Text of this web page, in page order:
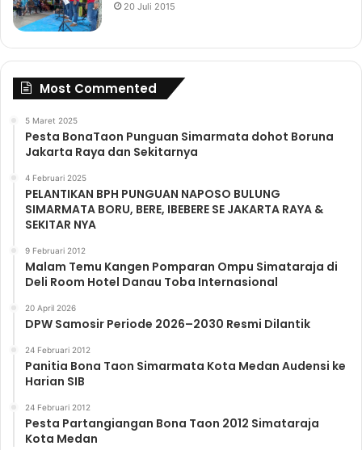
20 Juli 2015
Most Commented
5 Maret 2025
Pesta BonaTaon Punguan Simarmata dohot Boruna
Jakarta Raya dan Sekitarnya
4 Februari 2025
PELANTIKAN BPH PUNGUAN NAPOSO BULUNG
SIMARMATA BORU, BERE, IBEBERE SE JAKARTA RAYA &
SEKITAR NYA
9 Februari 2012
Malam Temu Kangen Pomparan Ompu Simataraja di
Deli Room Hotel Danau Toba Internasional
20 April 2026
DPW Samosir Periode 2026–2030 Resmi Dilantik
24 Februari 2012
Panitia Bona Taon Simarmata Kota Medan Audensi ke
Harian SIB
24 Februari 2012
Pesta Partangiangan Bona Taon 2012 Simataraja
Kota Medan